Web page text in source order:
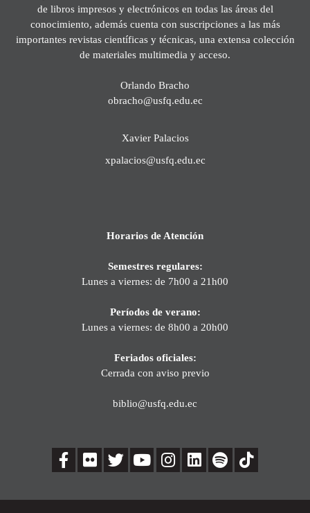
de libros impresos y electrónicos en todas las áreas del
conocimiento, además cuenta con suscripciones a las más
importantes revistas científicas y técnicas, una extensa colección
de materiales multimedia y acceso.
Orlando Bracho
obracho@usfq.edu.ec
Xavier Palacios
xpalacios@usfq.edu.ec
Horarios de Atención
Semestres regulares:
Lunes a viernes: de 7h00 a 21h00
Períodos de verano:
Lunes a viernes: de 8h00 a 20h00
Feriados oficiales:
Cerrada con aviso previo
biblio@usfq.edu.ec